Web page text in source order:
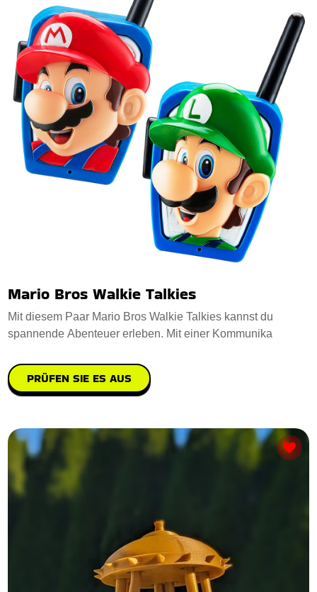
Mario Bros Walkie Talkies
Mit diesem Paar Mario Bros Walkie Talkies kannst du
spannende Abenteuer erleben. Mit einer Kommunika
PRÜFEN SIE ES AUS